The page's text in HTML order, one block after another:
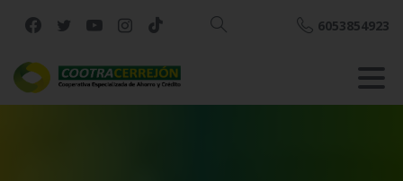
Buscar
6053854923